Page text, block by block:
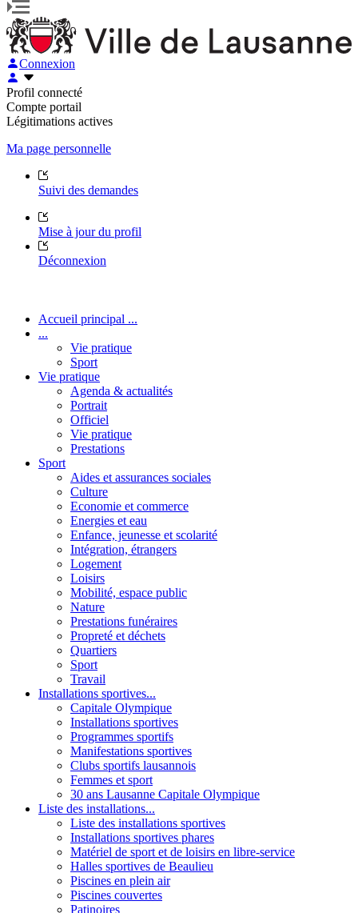
Connexion
Profil connecté
Compte portail
Légitimations actives
Ma page personnelle
Suivi des demandes
Mise à jour du profil
Déconnexion
Accueil principal ...
...
Vie pratique
Sport
Vie pratique
Agenda & actualités
Portrait
Officiel
Vie pratique
Prestations
Sport
Aides et assurances sociales
Culture
Economie et commerce
Energies et eau
Enfance, jeunesse et scolarité
Intégration, étrangers
Logement
Loisirs
Mobilité, espace public
Nature
Prestations funéraires
Propreté et déchets
Quartiers
Sport
Travail
Installations sportives...
Capitale Olympique
Installations sportives
Programmes sportifs
Manifestations sportives
Clubs sportifs lausannois
Femmes et sport
30 ans Lausanne Capitale Olympique
Liste des installations...
Liste des installations sportives
Installations sportives phares
Matériel de sport et de loisirs en libre-service
Halles sportives de Beaulieu
Piscines en plein air
Piscines couvertes
Patinoires